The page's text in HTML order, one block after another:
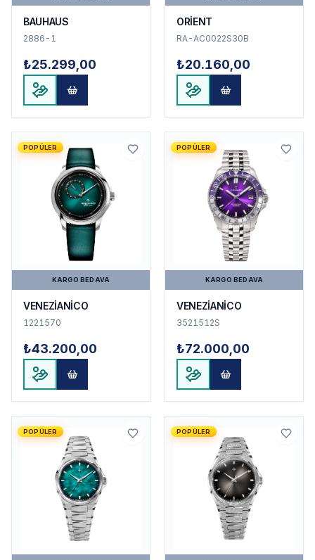
BAUHAUS
2886-1
₺25.299,00
ORİENT
RA-AC0022S30B
₺20.160,00
POPÜLER
KARGO BEDAVA
VENEZİANİCO
1221570
₺43.200,00
POPÜLER
KARGO BEDAVA
VENEZİANİCO
3521512S
₺72.000,00
POPÜLER POPÜLER